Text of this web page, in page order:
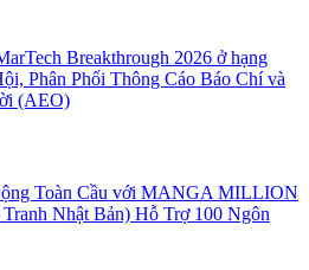
Breakthrough 2026 ở hạng
Phân Phối Thông Cáo Báo Chí và
(AEO)
Toàn Cầu với MANGA MILLION
Nhật Bản) Hỗ Trợ 100 Ngôn